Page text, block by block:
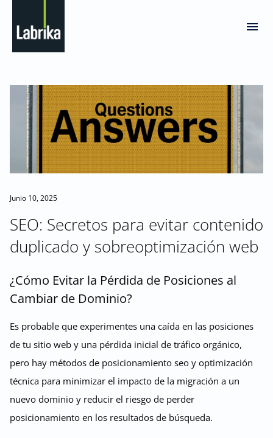
Junio 10, 2025
SEO: Secretos para evitar contenido
duplicado y sobreoptimización web
¿Cómo Evitar la Pérdida de Posiciones al
Cambiar de Dominio?
Es probable que experimentes una caída en las posiciones
de tu sitio web y una pérdida inicial de tráfico orgánico,
pero hay métodos de posicionamiento seo y optimización
técnica para minimizar el impacto de la migración a un
nuevo dominio y reducir el riesgo de perder
posicionamiento en los resultados de búsqueda.